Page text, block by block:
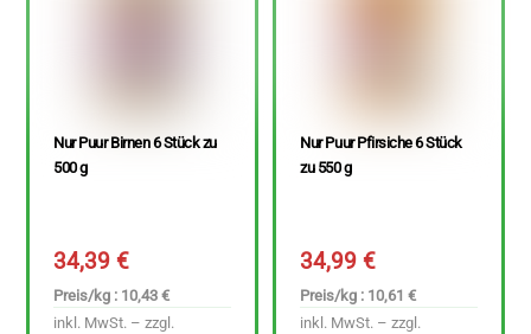
Nur Puur Birnen 6 Stück zu
500 g
34,39€
Preis/kg : 10,43 €
inkl. MwSt. – zzgl.
Nur Puur Pfirsiche 6 Stück
zu 550 g
34,99€
Preis/kg : 10,61 €
inkl. MwSt. – zzgl.